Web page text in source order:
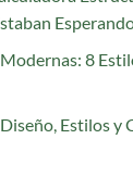
8
Estilos y